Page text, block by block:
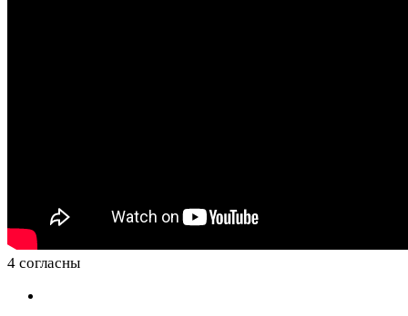
4 согласны